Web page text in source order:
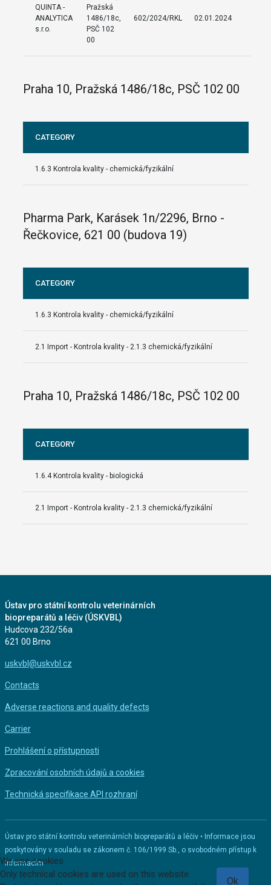
QUINTA -
ANALYTICA
s.r.o.
Pražská
1486/18c,
PSČ 102
00
602/2024/RKL 02.01.2024
Praha 10, Pražská 1486/18c, PSČ 102 00
CATEGORY
1.6.3 Kontrola kvality - chemická/fyzikální
Pharma Park, Karásek 1n/2296, Brno -
Řečkovice, 621 00 (budova 19)
CATEGORY
1.6.3 Kontrola kvality - chemická/fyzikální
2.1 Import - Kontrola kvality - 2.1.3 chemická/fyzikální
Praha 10, Pražská 1486/18c, PSČ 102 00
CATEGORY
1.6.4 Kontrola kvality - biologická
2.1 Import - Kontrola kvality - 2.1.3 chemická/fyzikální
Ústav pro státní kontrolu veterinárních
biopreparátů a léčiv (ÚSKVBL)
Hudcova 232/56a
621 00 Brno
uskvbl@uskvbl.cz
Contacts
Adverse reactions and quality defects
Carrier
Prohlášení o přístupnosti
Zpracování osobních údajů a cookies
Technická specifikace API rozhraní
Ústav pro státní kontrolu veterinárních biopreparátů a léčiv • Informace jsou
poskytovány v souladu se zákonem č. 106/1999 Sb., o svobodném přístup k
informacím
We use cookies
Only technical cookies are used on this website.
Ok